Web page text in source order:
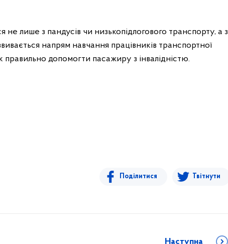
не лише з пандусів чи низькопідлогового транспорту, а з
напрям навчання працівників транспортної
допомогти пасажиру з інвалідністю.
Поділитися Твітнути
Наступна